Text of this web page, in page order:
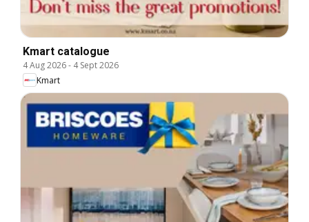
Kmart catalogue
4 Aug 2026- 4 Sept 2026
Kmart